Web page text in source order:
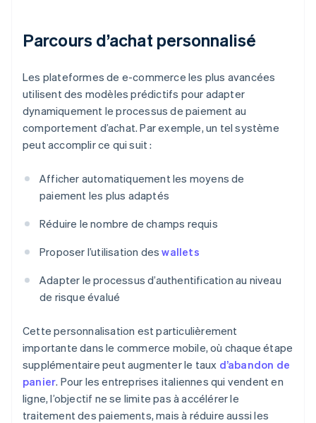
Parcours d’achat personnalisé
Les plateformes de e-commerce les plus avancées
utilisent des modèles prédictifs pour adapter
dynamiquement le processus de paiement au
comportement d’achat. Par exemple, un tel système
peut accomplir ce qui suit :
Afficher automatiquement les moyens de
paiement les plus adaptés
Réduire le nombre de champs requis
Proposer l’utilisation deswallets
Adapter le processus d’authentification au niveau
de risque évalué
Cette personnalisation est particulièrement
importante dans le commerce mobile, où chaque étape
supplémentaire peut augmenter le taux d’abandon de
panier. Pour les entreprises italiennes qui vendent en
ligne, l’objectif ne se limite pas à accélérer le
traitement des paiements, mais à réduire aussi les